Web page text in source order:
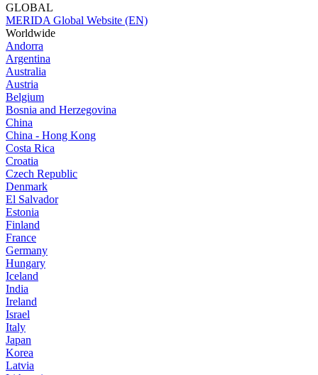
GLOBAL
MERIDA Global Website (EN)
Worldwide
Andorra
Argentina
Australia
Austria
Belgium
Bosnia and Herzegovina
China
China - Hong Kong
Costa Rica
Croatia
Czech Republic
Denmark
El Salvador
Estonia
Finland
France
Germany
Hungary
Iceland
India
Ireland
Israel
Italy
Japan
Korea
Latvia